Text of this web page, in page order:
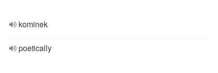
kominek
poetically